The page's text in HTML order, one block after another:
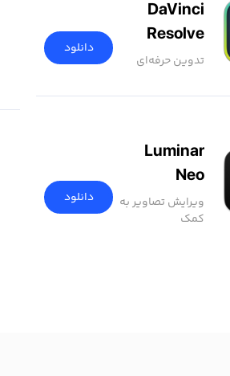
DaVinci
Resolve
تدوین حرفه‌ای
دانلود
Luminar
Neo
ویرایش تصاویر به
کمک
دانلود